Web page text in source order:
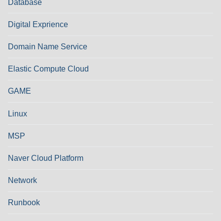
Database
Digital Exprience
Domain Name Service
Elastic Compute Cloud
GAME
Linux
MSP
Naver Cloud Platform
Network
Runbook